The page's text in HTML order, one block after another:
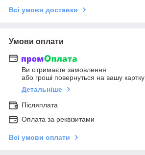
Всі умови доставки
Умови оплати
Ви отримаєте замовлення
або гроші повернуться на вашу картку
Детальніше
Післяплата
Оплата за реквізитами
Всі умови оплати